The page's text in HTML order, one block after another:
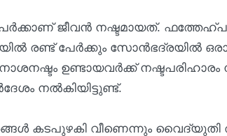
പേര്‍ക്കാണ് ജീവന്‍ നഷ്ടമായത്.
രണ്ട് പേര്‍ക്കും സോന്‍ഭദ്രയില്‍
നാശനഷ്ടം ഉണ്ടായവര്‍ക്ക്
നല്‍കിയിട്ടുണ്ട്.
കടപുഴകി വീണെന്നും